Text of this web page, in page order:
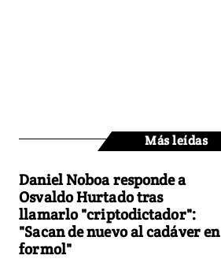
Más leídas
Daniel Noboa responde a
Osvaldo Hurtado tras
llamarlo "criptodictador":
"Sacan de nuevo al cadáver en
formol"